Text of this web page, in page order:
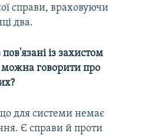
справи, враховуючи
два.
із захистом
говорити про
для системи немає
Є справи й проти